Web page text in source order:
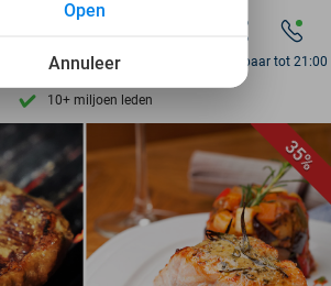
7 dagen per week beschikbaar
10+ miljoen leden
9,4 op basis van
Ontdek 15.000+ deals
7 dagen per week beschikbaar
10+ miljoen leden
Bereikbaar tot 21:00
35%
Annuleer
Open